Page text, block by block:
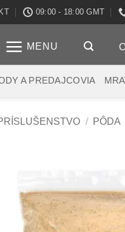
09:00 - 18:00 GMT
MENU
A PREDAJCOVIA
/ PÔDA